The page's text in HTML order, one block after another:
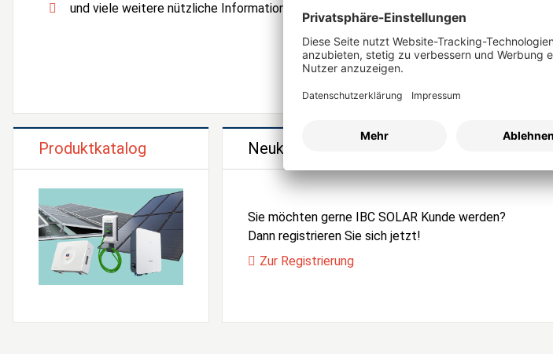
und viele weitere nützliche Informationen und Services
Produktkatalog Neukunden Registrierung
Sie möchten gerne IBC SOLAR Kunde werden?
Dann registrieren Sie sich jetzt!
Zur Registrierung